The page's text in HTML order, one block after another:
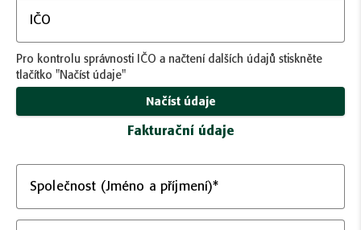
Pro kontrolu správnosti IČO a načtení dalších údajů stiskněte
tlačítko "Načíst údaje"
Načíst údaje
Fakturační údaje